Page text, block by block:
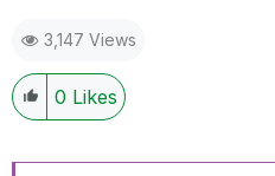
3,147 Views
0 Likes